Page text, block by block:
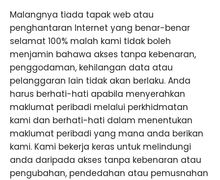
Malangnya tiada tapak web atau
penghantaran Internet yang benar-benar
selamat 100% malah kami tidak boleh
menjamin bahawa akses tanpa kebenaran,
penggodaman, kehilangan data atau
pelanggaran lain tidak akan berlaku. Anda
harus berhati-hati apabila menyerahkan
maklumat peribadi melalui perkhidmatan
kami dan berhati-hati dalam menentukan
maklumat peribadi yang mana anda berikan
kami. Kami bekerja keras untuk melindungi
anda daripada akses tanpa kebenaran atau
pengubahan, pendedahan atau pemusnahan